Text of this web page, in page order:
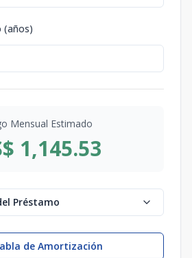
(años)
Mensual Estimado
1,145.53
Préstamo
de Amortización